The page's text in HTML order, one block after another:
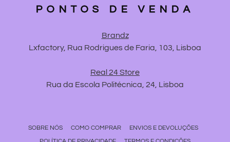
PONTOS DE VENDA
Brandz
Lxfactory, Rua Rodrigues de Faria, 103, Lisboa
Real 24 Store
Rua da Escola Politécnica, 24, Lisboa
SOBRE NÓS COMO COMPRAR
ENVIOS E DEVOLUÇÕES